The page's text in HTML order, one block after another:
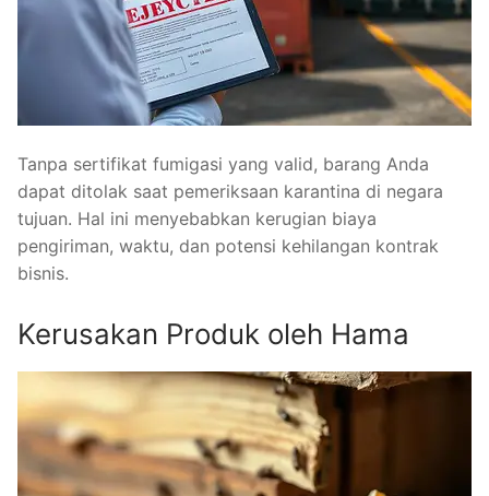
Tanpa sertifikat fumigasi yang valid, barang Anda
dapat ditolak saat pemeriksaan karantina di negara
tujuan. Hal ini menyebabkan kerugian biaya
pengiriman, waktu, dan potensi kehilangan kontrak
bisnis.
Kerusakan Produk oleh Hama